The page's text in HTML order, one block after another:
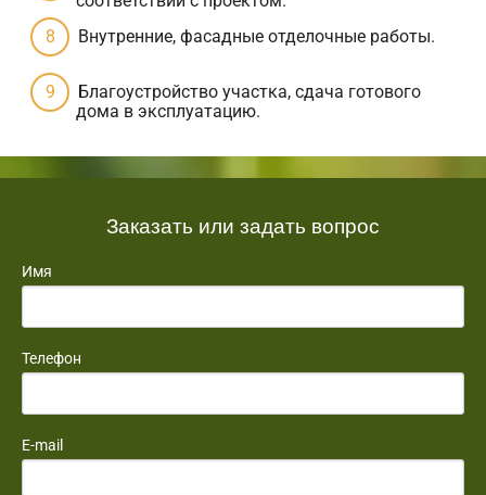
Внутренние, фасадные отделочные работы.
Благоустройство участка, сдача готового
дома в эксплуатацию.
Заказать или задать вопрос
Имя
Телефон
E-mail